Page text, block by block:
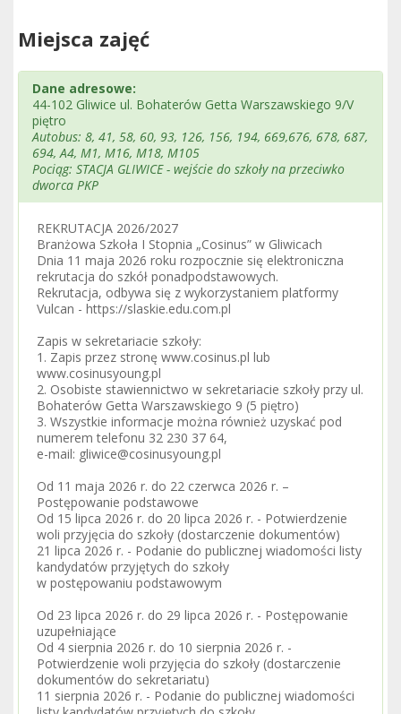
Miejsca zajęć
Dane adresowe:
44-102 Gliwice ul. Bohaterów Getta Warszawskiego 9/V
piętro
Autobus: 8, 41, 58, 60, 93, 126, 156, 194, 669,676, 678, 687,
694, A4, M1, M16, M18, M105
Pociąg: STACJA GLIWICE - wejście do szkoły na przeciwko
dworca PKP
REKRUTACJA 2026/2027
Branżowa Szkoła I Stopnia „Cosinus” w Gliwicach
Dnia 11 maja 2026 roku rozpocznie się elektroniczna
rekrutacja do szkół ponadpodstawowych.
Rekrutacja, odbywa się z wykorzystaniem platformy
Vulcan - https://slaskie.edu.com.pl
Zapis w sekretariacie szkoły:
1. Zapis przez stronę www.cosinus.pl lub
www.cosinusyoung.pl
2. Osobiste stawiennictwo w sekretariacie szkoły przy ul.
Bohaterów Getta Warszawskiego 9 (5 piętro)
3. Wszystkie informacje można również uzyskać pod
numerem telefonu 32 230 37 64,
e-mail: gliwice@cosinusyoung.pl
Od 11 maja 2026 r. do 22 czerwca 2026 r. –
Postępowanie podstawowe
Od 15 lipca 2026 r. do 20 lipca 2026 r. - Potwierdzenie
woli przyjęcia do szkoły (dostarczenie dokumentów)
21 lipca 2026 r. - Podanie do publicznej wiadomości listy
kandydatów przyjętych do szkoły
w postępowaniu podstawowym
Od 23 lipca 2026 r. do 29 lipca 2026 r. - Postępowanie
uzupełniające
Od 4 sierpnia 2026 r. do 10 sierpnia 2026 r. -
Potwierdzenie woli przyjęcia do szkoły (dostarczenie
dokumentów do sekretariatu)
11 sierpnia 2026 r. - Podanie do publicznej wiadomości